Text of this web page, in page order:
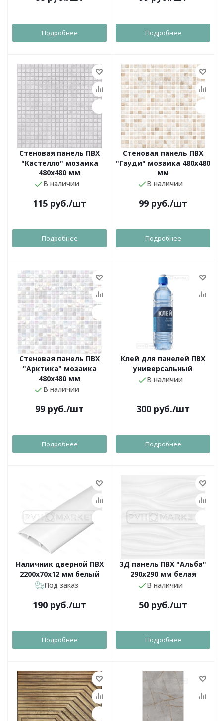
Подробнее Подробнее
Стеновая панель ПВХ
"Кастелло" мозаика
480х480 мм
В наличии
115 руб./шт
Подробнее
Стеновая панель ПВХ
"Гауди" мозаика 480х480
мм
В наличии
99 руб./шт
Подробнее
Стеновая панель ПВХ
"Арктика" мозаика
480х480 мм
В наличии
99 руб./шт
Подробнее
Клей для панелей ПВХ
универсальный
В наличии
300 руб./шт
Подробнее
Наличник дверной ПВХ
2200х70х12 мм белый
Под заказ
190 руб./шт
Подробнее
3Д панель ПВХ "Альба"
290х290 мм белая
В наличии
50 руб./шт
Подробнее